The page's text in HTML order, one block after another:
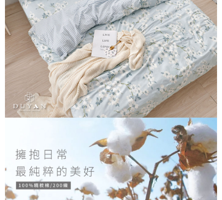
1.分期款項不併入電信帳單，「大哥付你分期」於每月結算日後寄送繳費提
醒簡訊。
2.透過簡訊連結打開帳單後，可選擇「超商條碼／台灣大直營門市／銀行轉
帳／街口支付／iPASS MONEY」等通路繳費。
【注意事項】
1.本服務係由「台灣大哥大股份有限公司」（以下簡稱本公司）所提供，讓
用戶於交易時，得透過本服務購買商品或服務，並由商店將買賣／分期付款
買賣價金債權讓與本公司後，依約使用本公司帳單繳交帳款。
2.基於同意付款使用「大哥付你分期」之契約關係目的，商店將以您的個人
資料（包含姓名、電話或地址）提供予台灣大哥大進項蒐集、處理及利用，
由本公司與您本人進行分期帳單所需資料之確認、核對及更正。
3.完整用戶服務條款，請詳閱以下連結：https://oppay.tw/userRule
【「AFTEE先享後付」結帳流程】
１．於結帳方式選擇「AFTEE先享後付」後，將跳轉至「AFTEE先享後付」
結帳頁面，進行簡訊認證並確認金額後，即可完成結帳。
２．訂單成立數日內，您將收到繳費通知簡訊。
３．收到繳費通知簡訊後14天內，點擊此簡訊中的連結，可透過四大超商／
ATM／網路銀行／等多元方式進行付款，方視為交易完成。
※ 請注意：結帳手續完成當下不需立刻繳費，但若您需要取消訂單，請聯絡
購買商品的店家。未經商家同意取消之訂單仍視為有效，需透過AFTEE先享
後付繳納相關費用。
※ 交易是否成功請以「AFTEE先享後付 」之結帳頁面顯示為準，若有關於
是否繳費成功／繳費後需取消欲退款等相關疑問，請聯繫「AFTEE先享後付
客戶支援中心」https://netprotections.freshdesk.com/support/home
１．透過由恩沛科技股份有限公司提供之「AFTEE先享後付」服務完成之交
易，需依本服務之必要範圍內提供個人資料，並將交易相關給付款項請求債
權轉讓予恩沛科技股份有限公司。
２．關於個人資料處理事宜，請瀏覽以下網址：
https://aftee.tw/terms/#terms3
３．未成年的使用者請事先徵得法定代理人或監護人之同意方可使用
「AFTEE先享後付」，若未經同意申辦者引起之損失，本公司不負相關責
任。
運送方式
全家取貨付款
每筆NT$60，滿NT$699(含以上)免運費
付款後全家取貨
每筆NT$60，滿NT$699(含以上)免運費
7-11取貨付款
每筆NT$60，滿NT$999(含以上)免運費
付款後7-11取貨
每筆NT$60，滿NT$999(含以上)免運費
新竹貨運
每筆NT$80，滿NT$999(含以上)免運費